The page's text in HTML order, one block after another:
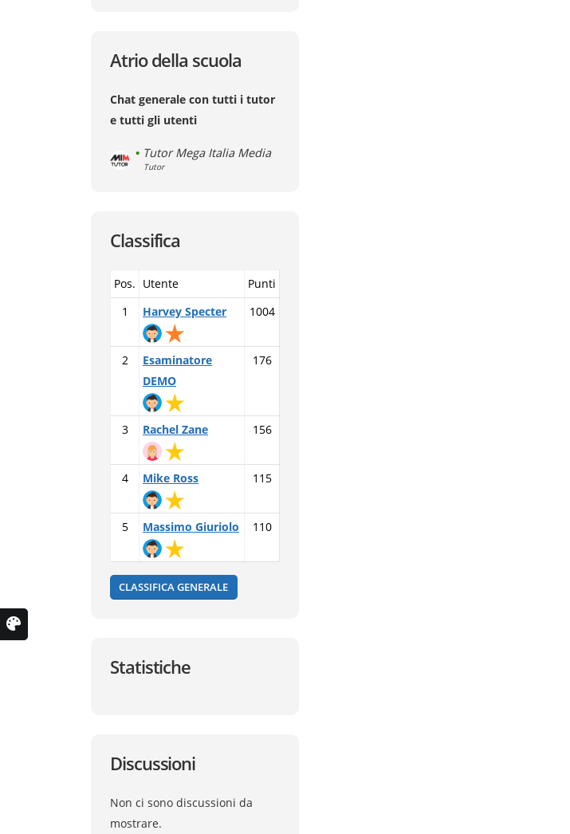
Atrio della scuola
Chat generale con tutti i tutor
e tutti gli utenti
• Tutor Mega Italia Media
Tutor
Classifica
Pos. Utente
Punti
1
Harvey Specter 1004
2
Esaminatore
DEMO
176
3 Rachel Zane 156
4 Mike Ross 115
5 Massimo Giuriolo 110
CLASSIFICA GENERALE
Statistiche
Discussioni
Non ci sono discussioni da
mostrare.